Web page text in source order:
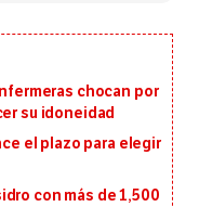
chocan por
su idoneidad
el plazo para elegir
con más de 1,500